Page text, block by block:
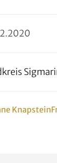
.2020
Knapstein